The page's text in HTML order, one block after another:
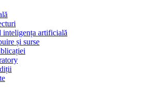
artificială
și surse